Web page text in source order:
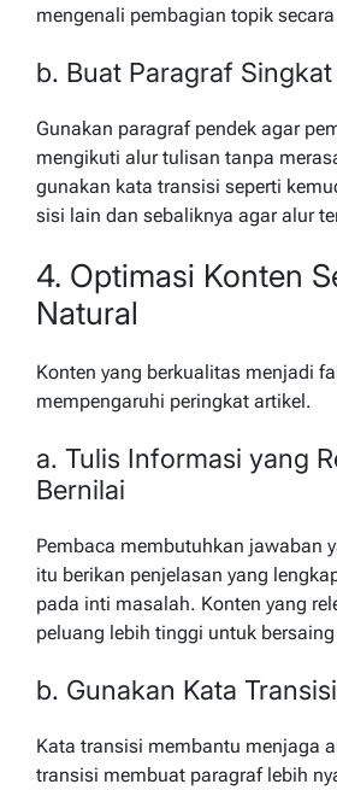
mengenali pembagian topik
b. Buat Paragraf
Gunakan paragraf pendek agar
mengikuti alur tulisan tanpa
gunakan kata transisi seperti
sisi lain dan sebaliknya agar alur
4. Optimasi Konten
Natural
Konten yang berkualitas menjadi
mempengaruhi peringkat artikel.
a. Tulis Informasi yang
Bernilai
Pembaca membutuhkan jawaban
itu berikan penjelasan yang
pada inti masalah. Konten yang
peluang lebih tinggi untuk
b. Gunakan Kata Transisi
Kata transisi membantu menjaga
transisi membuat paragraf lebih